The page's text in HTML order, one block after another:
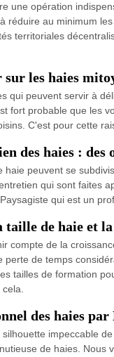
une opération
réduire au minimum
territoriales
les haies
qui peuvent servir à
fort probable que les
C'est pour cette
des haies : des
haie peuvent se
qui sont faites
qui est un
de haie et la
compte de la
perte de temps
tailles de formation
des haies
impeccable
de haies.